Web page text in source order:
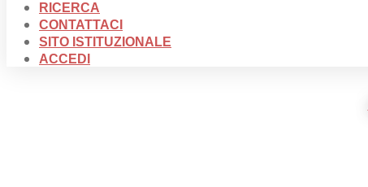
RICERCA
CONTATTACI
SITO ISTITUZIONALE
ACCEDI